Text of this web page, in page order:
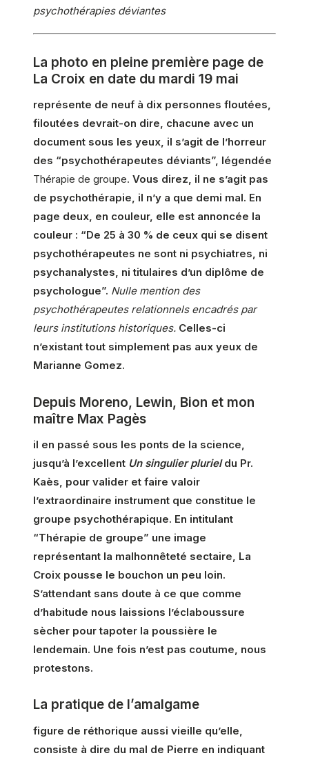
psychothérapies déviantes
La photo en pleine première page de
La Croix en date du mardi 19 mai
représente de neuf à dix personnes floutées,
filoutées devrait-on dire, chacune avec un
document sous les yeux, il s’agit de l’horreur
des “psychothérapeutes déviants”, légendée
Thérapie de groupe. Vous direz, il ne s’agit pas
de psychothérapie, il n’y a que demi mal. En
page deux, en couleur, elle est annoncée la
couleur : “De 25 à 30 % de ceux qui se disent
psychothérapeutes ne sont ni psychiatres, ni
psychanalystes, ni titulaires d’un diplôme de
psychologue”. Nulle mention des
psychothérapeutes relationnels encadrés par
leurs institutions historiques. Celles-ci
n’existant tout simplement pas aux yeux de
Marianne Gomez.
Depuis Moreno, Lewin, Bion et mon
maître Max Pagès
il en passé sous les ponts de la science,
jusqu’à l’excellent Un singulier plurieldu Pr.
Kaès, pour valider et faire valoir
l’extraordinaire instrument que constitue le
groupe psychothérapique. En intitulant
“Thérapie de groupe” une image
représentant la malhonnêteté sectaire, La
Croix pousse le bouchon un peu loin.
S’attendant sans doute à ce que comme
d’habitude nous laissions l’éclaboussure
sècher pour tapoter la poussière le
lendemain. Une fois n’est pas coutume, nous
protestons.
La pratique de l’amalgame
figure de réthorique aussi vieille qu’elle,
consiste à dire du mal de Pierre en indiquant